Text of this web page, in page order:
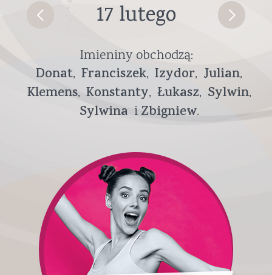
17 lutego
Imieniny obchodzą:
Donat Franciszek Izydor Julian
Klemens Konstanty Łukasz Sylwin
Sylwina
Zbigniew